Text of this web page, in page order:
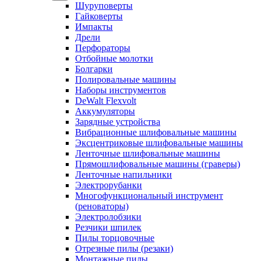
Шуруповерты
Гайковерты
Импакты
Дрели
Перфораторы
Отбойные молотки
Болгарки
Полировальные машины
Наборы инструментов
DeWalt Flexvolt
Аккумуляторы
Зарядные устройства
Вибрационные шлифовальные машины
Эксцентриковые шлифовальные машины
Ленточные шлифовальные машины
Прямошлифовальные машины (граверы)
Ленточные напильники
Электрорубанки
Многофункциональный инструмент
(реноваторы)
Электролобзики
Резчики шпилек
Пилы торцовочные
Отрезные пилы (резаки)
Монтажные пилы